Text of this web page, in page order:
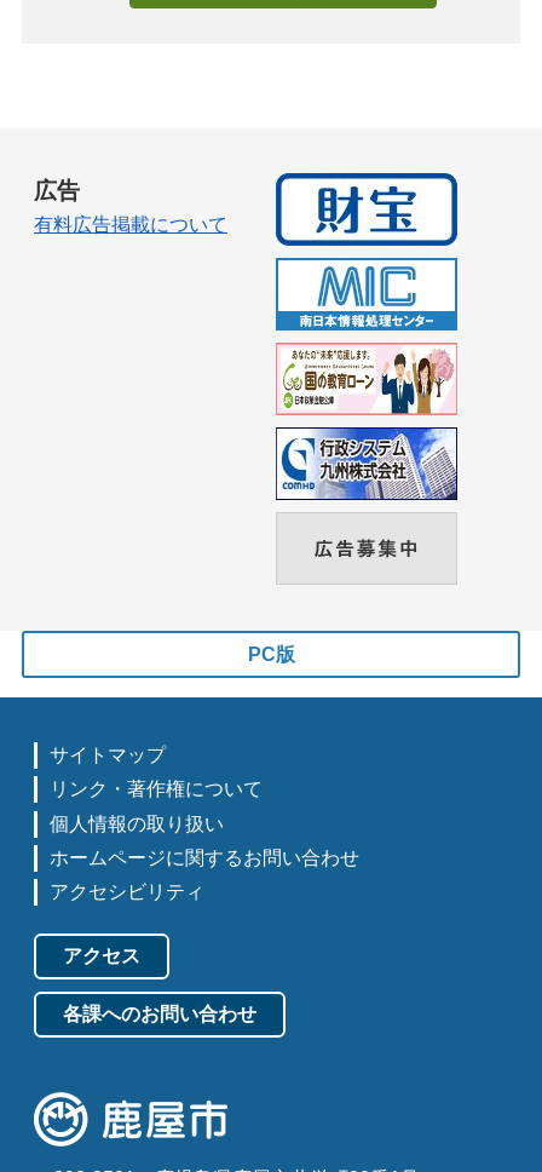
広告
有料広告掲載について
PC版
サイトマップ
リンク・著作権について
個人情報の取り扱い
ホームページに関するお問い合わせ
アクセシビリティ
アクセス
各課へのお問い合わせ